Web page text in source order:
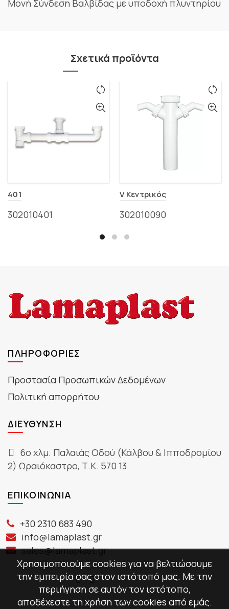
Μονή Σύνδεση Βαλβίδας με υποδοχή πλυντηρίου
Σχετικά προϊόντα
401
302010401
V Κεντρικός
302010090
ΠΛΗΡΟΦΟΡΊΕΣ
Προστασία Προσωπικών Δεδομένων
Πολιτική απορρήτου
ΔΙΕΎΘΥΝΣΗ
6ο χλμ. Παλαιάς Οδού (Κάλβου & Ιπποδρομίου
2) Ωραιόκαστρο, Τ.Κ. 570 13
ΕΠΙΚΟΙΝΩΝΊΑ
+30 2310 683 490
info@lamaplast.gr
sales@lamaplast.gr
Χρησιμοποιούμε cookies για να βελτιώσουμε
την εμπειρία σας στον ιστότοπό μας. Με την
περιήγηση σε αυτόν τον ιστότοπο,
αποδέχεστε τη χρήση των cookies από εμάς.